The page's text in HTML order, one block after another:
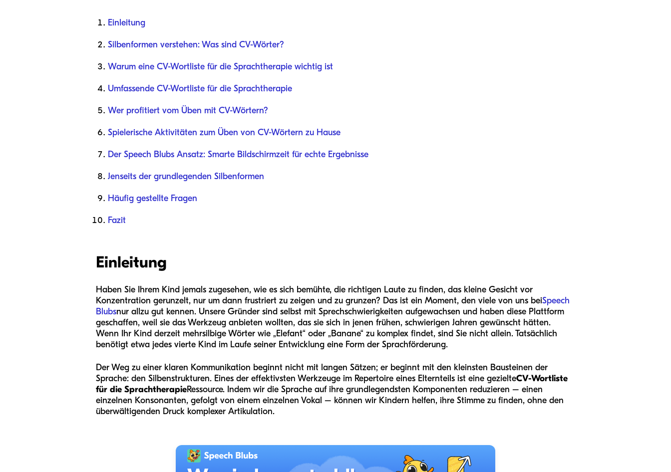
Einleitung
Silbenformen verstehen: Was sind CV-Wörter?
Warum eine CV-Wortliste für die Sprachtherapie wichtig ist
Umfassende CV-Wortliste für die Sprachtherapie
Wer profitiert vom Üben mit CV-Wörtern?
Spielerische Aktivitäten zum Üben von CV-Wörtern zu Hause
Der Speech Blubs Ansatz: Smarte Bildschirmzeit für echte Ergebnisse
Jenseits der grundlegenden Silbenformen
Häufig gestellte Fragen
Fazit
Einleitung
Haben Sie Ihrem Kind jemals zugesehen, wie es sich bemühte, die richtigen Laute zu finden, das kleine Gesicht vor
Konzentration gerunzelt, nur um dann frustriert zu zeigen und zu grunzen? Das ist ein Moment, den viele von uns beiSpeech
Blubsnur allzu gut kennen. Unsere Gründer sind selbst mit Sprechschwierigkeiten aufgewachsen und haben diese Plattform
geschaffen, weil sie das Werkzeug anbieten wollten, das sie sich in jenen frühen, schwierigen Jahren gewünscht hätten.
Wenn Ihr Kind derzeit mehrsilbige Wörter wie „Elefant“ oder „Banane“ zu komplex findet, sind Sie nicht allein. Tatsächlich
benötigt etwa jedes vierte Kind im Laufe seiner Entwicklung eine Form der Sprachförderung.
Der Weg zu einer klaren Kommunikation beginnt nicht mit langen Sätzen; er beginnt mit den kleinsten Bausteinen der
Sprache: den Silbenstrukturen. Eines der effektivsten Werkzeuge im Repertoire eines Elternteils ist eine gezielteCV-Wortliste
für die SprachtherapieRessource. Indem wir die Sprache auf ihre grundlegendsten Komponenten reduzieren – einen
einzelnen Konsonanten, gefolgt von einem einzelnen Vokal – können wir Kindern helfen, ihre Stimme zu finden, ohne den
überwältigenden Druck komplexer Artikulation.